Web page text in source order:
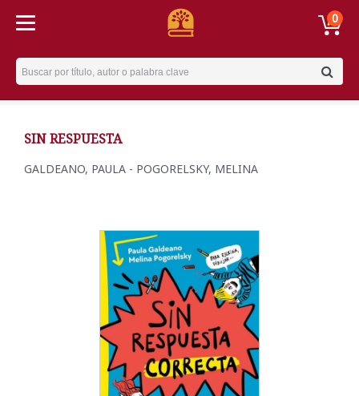
0
Username
SIN RESPUESTA
GALDEANO, PAULA - POGORELSKY, MELINA